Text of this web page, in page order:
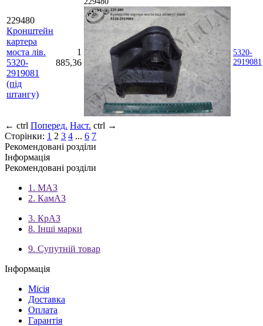
229480
Кронштейн
картера
моста лів.
5320-
2919081
(під
штангу)
1
885,36
5320-
2919081
← ctrl Поперед. Наст. ctrl →
Сторінки: 1 2 3 4 ... 6 7
Рекомендовані розділи
Інформація
Рекомендовані розділи
1. МАЗ
2. КамАЗ
3. КрАЗ
8. Інші марки
9. Супутній товар
Інформація
Місія
Доставка
Оплата
Гарантія